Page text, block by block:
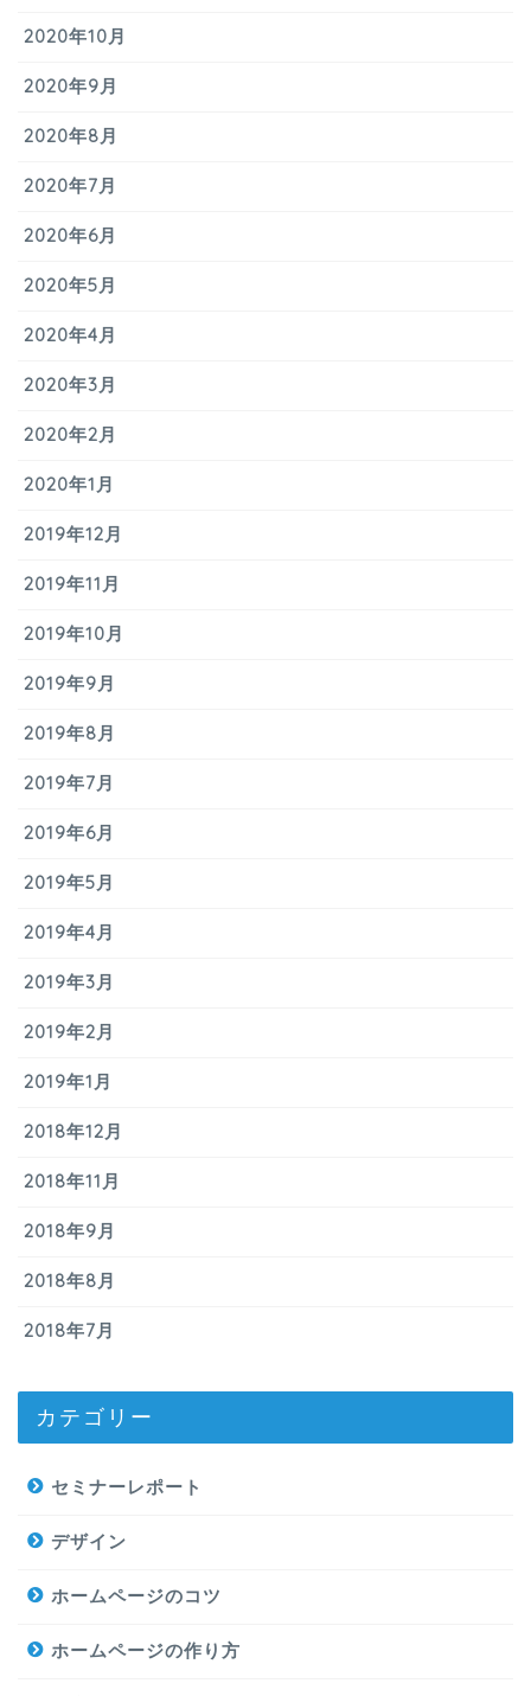
2020年10月
2020年9月
2020年8月
2020年7月
2020年6月
2020年5月
2020年4月
2020年3月
2020年2月
2020年1月
2019年12月
2019年11月
2019年10月
2019年9月
2019年8月
2019年7月
2019年6月
2019年5月
2019年4月
2019年3月
2019年2月
2019年1月
2018年12月
2018年11月
2018年9月
2018年8月
2018年7月
カテゴリー
セミナーレポート
デザイン
ホームページのコツ
ホームページの作り方